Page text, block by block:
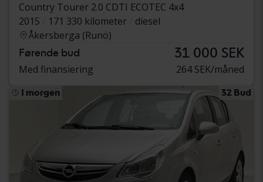
Country Tourer 2.0 CDTI ECOTEC 4x4
2015
171 330 kilometer
diesel
Åkersberga (Runö)
Førende bud 31 000 SEK
Med finansiering 264 SEK/måned
I morgen 32 Bud